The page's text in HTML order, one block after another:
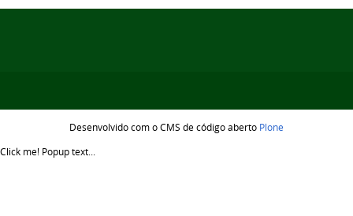
Desenvolvido com o CMS de código aberto Plone
Click me! Popup text...